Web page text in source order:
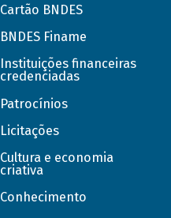
Cartão BNDES
BNDES Finame
Instituições financeiras
credenciadas
Patrocínios
Licitações
Cultura e economia
criativa
Conhecimento